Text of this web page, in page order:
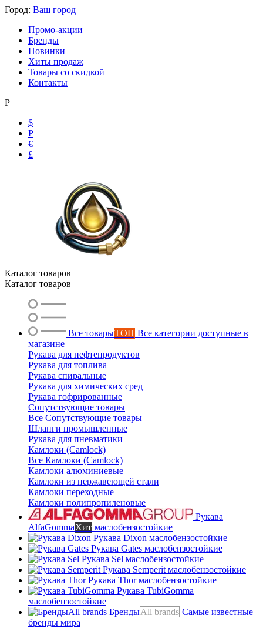
Город: Ваш город
Промо-акции
Бренды
Новинки
Хиты продаж
Товары со скидкой
Контакты
Р
$
Р
€
£
Каталог товаров
Каталог товаров
Все товарыТОП Все категории доступные в
магазине
Рукава для нефтепродуктов
Рукава для топлива
Рукава спиральные
Рукава для химических сред
Рукава гофрированные
Сопутствующие товары
Все Сопутствующие товары
Шланги промышленные
Рукава для пневматики
Камлоки (Camlock)
Все Камлоки (Camlock)
Камлоки алюминиевые
Камлоки из нержавеющей стали
Камлоки переходные
Камлоки полипропиленовые
Рукава
AlfaGommaХит маслобензостойкие
Рукава Dixon маслобензостойкие
Рукава Gates маслобензостойкие
Рукава Sel маслобензостойкие
Рукава Semperit маслобензостойкие
Рукава Thorмаслобензостойкие
Рукава TubiGomma
маслобензостойкие
БрендыAll brands Самые известные
бренды мира